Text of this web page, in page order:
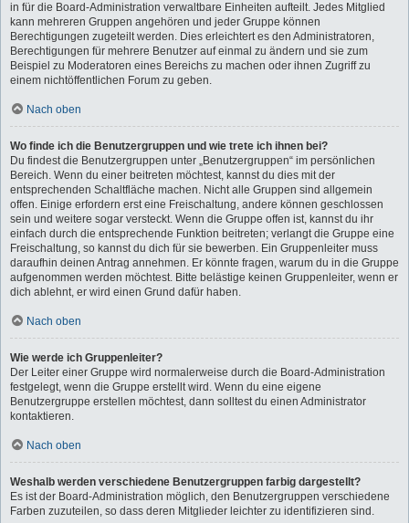
in für die Board-Administration verwaltbare Einheiten aufteilt. Jedes Mitglied
kann mehreren Gruppen angehören und jeder Gruppe können
Berechtigungen zugeteilt werden. Dies erleichtert es den Administratoren,
Berechtigungen für mehrere Benutzer auf einmal zu ändern und sie zum
Beispiel zu Moderatoren eines Bereichs zu machen oder ihnen Zugriff zu
einem nichtöffentlichen Forum zu geben.
Nach oben
Wo finde ich die Benutzergruppen und wie trete ich ihnen bei?
Du findest die Benutzergruppen unter „Benutzergruppen“ im persönlichen
Bereich. Wenn du einer beitreten möchtest, kannst du dies mit der
entsprechenden Schaltfläche machen. Nicht alle Gruppen sind allgemein
offen. Einige erfordern erst eine Freischaltung, andere können geschlossen
sein und weitere sogar versteckt. Wenn die Gruppe offen ist, kannst du ihr
einfach durch die entsprechende Funktion beitreten; verlangt die Gruppe eine
Freischaltung, so kannst du dich für sie bewerben. Ein Gruppenleiter muss
daraufhin deinen Antrag annehmen. Er könnte fragen, warum du in die Gruppe
aufgenommen werden möchtest. Bitte belästige keinen Gruppenleiter, wenn er
dich ablehnt, er wird einen Grund dafür haben.
Nach oben
Wie werde ich Gruppenleiter?
Der Leiter einer Gruppe wird normalerweise durch die Board-Administration
festgelegt, wenn die Gruppe erstellt wird. Wenn du eine eigene
Benutzergruppe erstellen möchtest, dann solltest du einen Administrator
kontaktieren.
Nach oben
Weshalb werden verschiedene Benutzergruppen farbig dargestellt?
Es ist der Board-Administration möglich, den Benutzergruppen verschiedene
Farben zuzuteilen, so dass deren Mitglieder leichter zu identifizieren sind.